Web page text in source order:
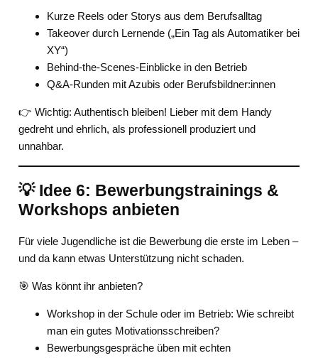
Kurze Reels oder Storys aus dem Berufsalltag
Takeover durch Lernende („Ein Tag als Automatiker bei
XY“)
Behind-the-Scenes-Einblicke in den Betrieb
Q&A-Runden mit Azubis oder Berufsbildner:innen
👉 Wichtig: Authentisch bleiben! Lieber mit dem Handy
gedreht und ehrlich, als professionell produziert und
unnahbar.
💡 Idee 6: Bewerbungstrainings &
Workshops anbieten
Für viele Jugendliche ist die Bewerbung die erste im Leben –
und da kann etwas Unterstützung nicht schaden.
🎯 Was könnt ihr anbieten?
Workshop in der Schule oder im Betrieb: Wie schreibt
man ein gutes Motivationsschreiben?
Bewerbungsgespräche üben mit echten